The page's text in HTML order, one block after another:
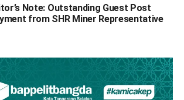
Note: Outstanding Guest Post
from SHR Miner Representative